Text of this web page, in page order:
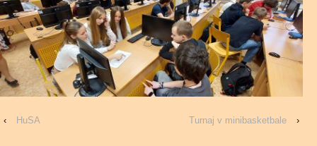
‹ HuSA Turnaj v minibasketbale ›